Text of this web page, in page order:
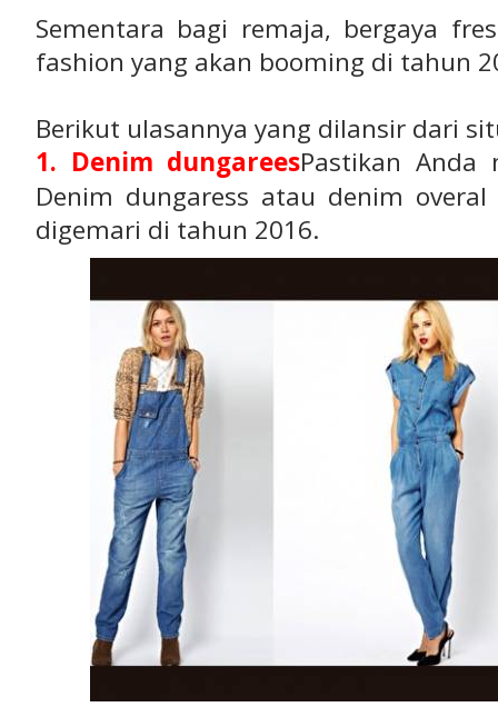
Sementara bagi remaja, bergaya
fashion yang akan booming di tahun
Berikut ulasannya yang dilansir dari
1. Denim dungareesPastikan
Denim dungaress atau denim
digemari di tahun 2016.